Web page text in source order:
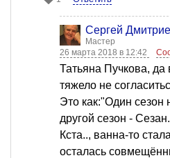
Сергей
Мастер
26 марта 2018 в 12:42
Татьяна Пучкова, да
тяжело не
Это как:"Один сезон
другой сезон -
Кста.., ванна-то
осталась